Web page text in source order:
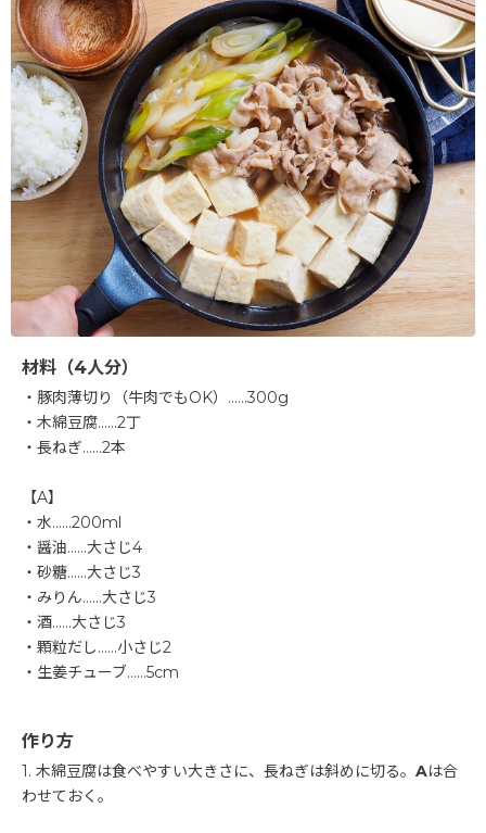
材料（4人分）
・豚肉薄切り（牛肉でもOK）……300g
・木綿豆腐……2丁
・長ねぎ……2本
【A】
・水……200ml
・醤油……大さじ4
・砂糖……大さじ3
・みりん……大さじ3
・酒……大さじ3
・顆粒だし……小さじ2
・生姜チューブ……5cm
作り方
1. 木綿豆腐は食べやすい大きさに、長ねぎは斜めに切る。 Aは合
わせておく。